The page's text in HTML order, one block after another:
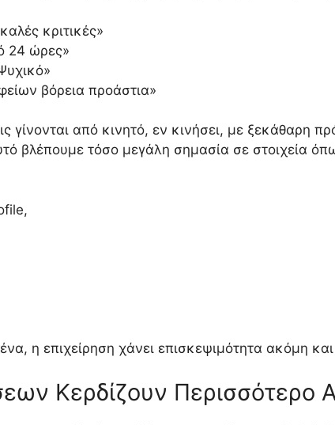
κριτικές»
24 ώρες»
βόρεια προάστια»
γίνονται από κινητό, εν κινήσει, με ξεκάθαρη
βλέπουμε τόσο μεγάλη σημασία σε στοιχεία
η επιχείρηση χάνει επισκεψιμότητα ακόμη
Κερδίζουν